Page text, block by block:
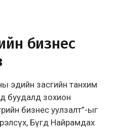
бизнес
эдийн засгийн танхим
буудалд зохион
бизнес уулзалт”-ыг
Бүгд Найрамдах